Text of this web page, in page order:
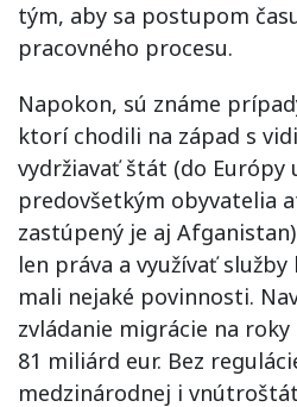
tým, aby sa postupom
pracovného procesu.
Napokon, sú známe
ktorí chodili na západ s
vydržiavať štát (do Európy
predovšetkým obyvatelia
zastúpený je aj
len práva a využívať
mali nejaké povinnosti.
zvládanie migrácie na
81 miliárd eur. Bez
medzinárodnej i